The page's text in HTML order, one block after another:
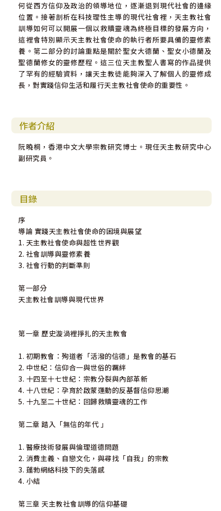
何從西方信仰及政治的領導地位，逐漸退到現代社會的邊緣
位置。接著剖析在科技理性主導的現代社會裡，天主教社會
訓導如何可以開展一個以救贖靈魂為終極目標的發展方向，
這裡會特別顯示天主教社會使命的執行者所要具備的靈修素
養。第二部分的討論重點是關於聖女大德蘭、聖女小德蘭及
聖德蘭修女的靈修歷程。這三位天主教聖人書寫的作品提供
了罕有的經驗資料，讓天主教徒能夠深入了解個人的靈修成
長，對實踐信仰生活和履行天主教社會使命的重要性。
作者介紹
阮曉桐，香港中文大學宗教研究博士。現任天主教研究中心
副研究員。
目錄
序
導論 實踐天主教社會使命的困境與展望
1. 天主教社會使命與超性世界觀
2. 社會訓導與靈修素養
3. 社會行動的判斷準則
第一部分
天主教社會訓導與現代世界
第一章 歷史漩渦裡掙扎的天主教會
1. 初期教會：殉道者「活潑的信德」是教會的基石
2. 中世紀：信仰合一與世俗的羈絆
3. 十四至十七世紀：宗教分裂與內部革新
4. 十八世紀：孕育於啟蒙運動的反基督信仰思潮
5. 十九至二十世紀：回歸救贖靈魂的工作
第二章 踏入「無信的年代 」
1. 醫療技術發展與倫理道德問題
2. 消費主義、自戀文化，與尋找「自我」的宗教
3. 蓬勃網絡科技下的失落感
4. 小結
第三章 天主教社會訓導的信仰基礎